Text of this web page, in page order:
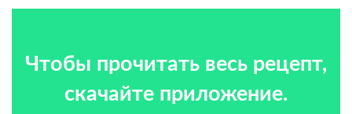
Чтобы прочитать весь рецепт,
скачайте приложение.